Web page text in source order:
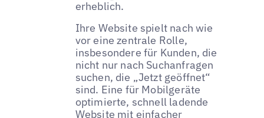
erheblich.
Ihre Website spielt nach wie
vor eine zentrale Rolle,
insbesondere für Kunden, die
nicht nur nach Suchanfragen
suchen, die „Jetzt geöffnet“
sind. Eine für Mobilgeräte
optimierte, schnell ladende
Website mit einfacher